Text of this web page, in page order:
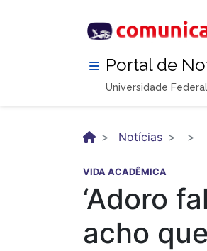
Portal de
Universidade
Notícias
VIDA ACADÊMICA
‘Adoro
acho